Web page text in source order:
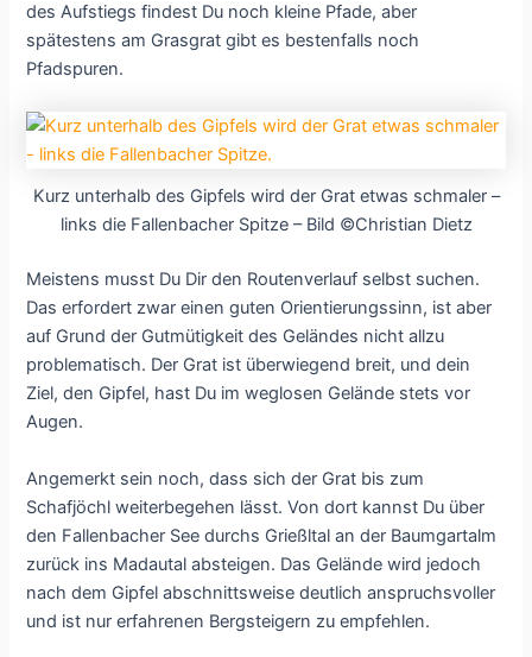
des Aufstiegs findest Du noch kleine Pfade, aber
spätestens am Grasgrat gibt es bestenfalls noch
Pfadspuren.
Kurz unterhalb des Gipfels wird der Grat etwas schmaler –
links die Fallenbacher Spitze – Bild ©Christian Dietz
Meistens musst Du Dir den Routenverlauf selbst suchen.
Das erfordert zwar einen guten Orientierungssinn, ist aber
auf Grund der Gutmütigkeit des Geländes nicht allzu
problematisch. Der Grat ist überwiegend breit, und dein
Ziel, den Gipfel, hast Du im weglosen Gelände stets vor
Augen.
Angemerkt sein noch, dass sich der Grat bis zum
Schafjöchl weiterbegehen lässt. Von dort kannst Du über
den Fallenbacher See durchs Grießltal an der Baumgartalm
zurück ins Madautal absteigen. Das Gelände wird jedoch
nach dem Gipfel abschnittsweise deutlich anspruchsvoller
und ist nur erfahrenen Bergsteigern zu empfehlen.